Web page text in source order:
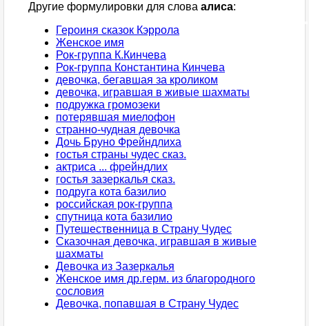
Другие формулировки для слова алиса:
Героиня сказок Кэррола
Женское имя
Рок-группа К.Кинчева
Рок-группа Константина Кинчева
девочка, бегавшая за кроликом
девочка, игравшая в живые шахматы
подружка громозеки
потерявшая миелофон
странно-чудная девочка
Дочь Бруно Фрейндлиха
гостья страны чудес сказ.
актриса ... фрейндлих
гостья зазеркалья сказ.
подруга кота базилио
российская рок-группа
спутница кота базилио
Путешественница в Страну Чудес
Сказочная девочка, игравшая в живые
шахматы
Девочка из Зазеркалья
Женское имя др.герм. из благородного
сословия
Девочка, попавшая в Страну Чудес